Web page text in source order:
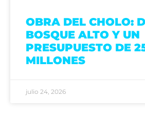
OBRA DEL CHOLO:
BOSQUE ALTO Y UN
PRESUPUESTO DE
MILLONES
julio 24, 2026